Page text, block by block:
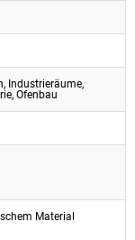
Industrieräume,
Ofenbau
Material